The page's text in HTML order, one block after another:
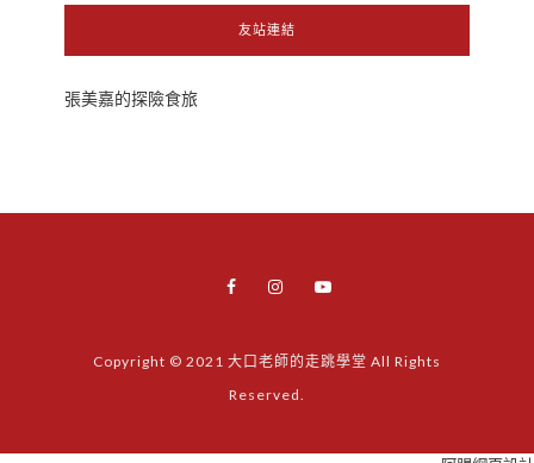
友站連結
張美嘉的探險食旅
Copyright © 2021 大口老師的走跳學堂 All Rights
Reserved.